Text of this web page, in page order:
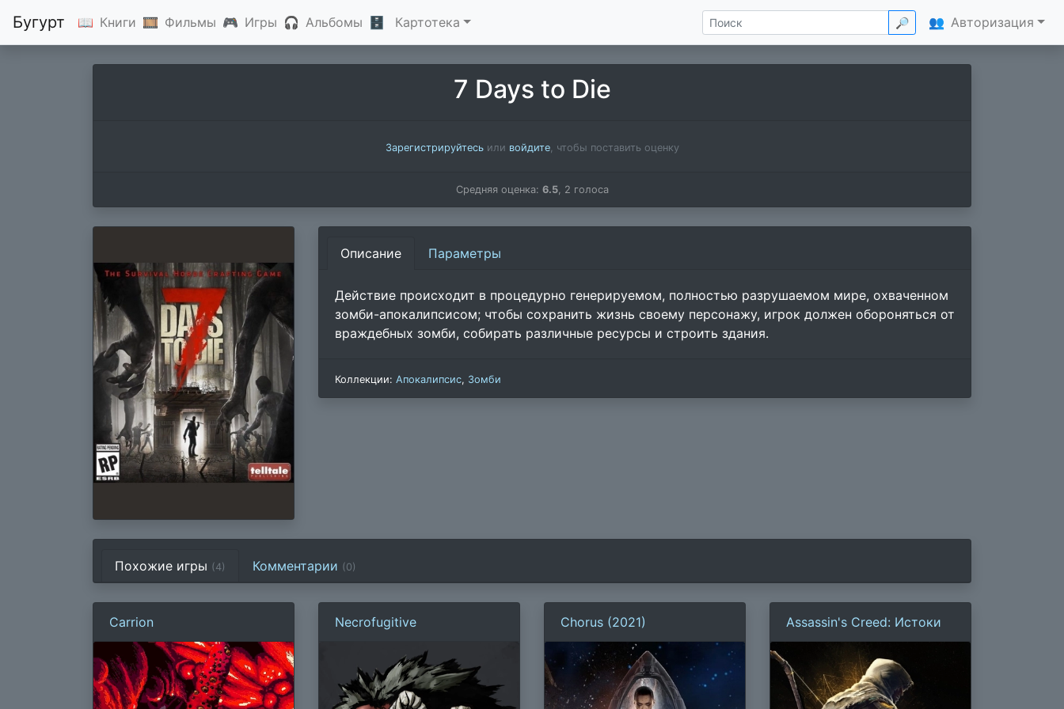
Бугурт 📖 Книги 🎞 Фильмы 🎮 Игры 🎧 Альбомы 🗄 Картотека 🔎 👥 Авторизация
7 Days to Die
Зарегистрируйтесьили войдите, чтобы поставить оценку
Средняя оценка: 6.5, 2 голоса
Описание Параметры
Действие происходит в процедурно генерируемом, полностью разрушаемом мире, охваченном
зомби-апокалипсисом; чтобы сохранить жизнь своему персонажу, игрок должен обороняться от
враждебных зомби, собирать различные ресурсы и строить здания.
Коллекции: Апокалипсис, Зомби
Похожие игры (4) Комментарии (0)
Carrion Necrofugitive Chorus (2021) Assassin's Creed: Истоки